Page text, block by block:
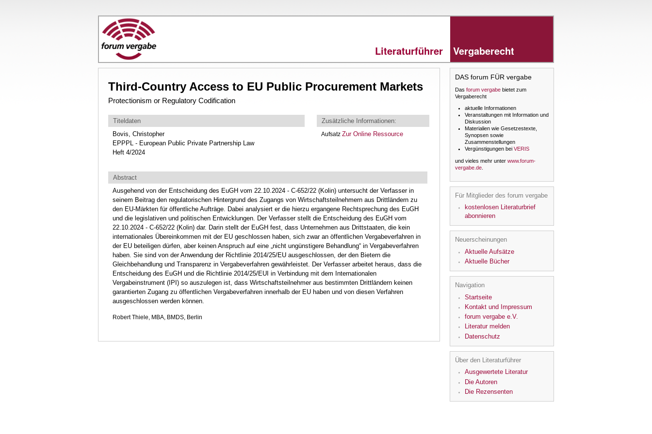
Literaturführer Vergaberecht
Third-Country Access to EU Public Procurement Markets
Protectionism or Regulatory Codification
Titeldaten
Bovis, Christopher
EPPPL - European Public Private Partnership Law
Heft 4/2024
Zusätzliche Informationen:
AufsatzZur Online Ressource
Abstract
Ausgehend von der Entscheidung des EuGH vom 22.10.2024 - C-652/22 (Kolin) untersucht der Verfasser in
seinem Beitrag den regulatorischen Hintergrund des Zugangs von Wirtschaftsteilnehmern aus Drittländern zu
den EU-Märkten für öffentliche Aufträge. Dabei analysiert er die hierzu ergangene Rechtsprechung des EuGH
und die legislativen und politischen Entwicklungen. Der Verfasser stellt die Entscheidung des EuGH vom
22.10.2024 - C-652/22 (Kolin) dar. Darin stellt der EuGH fest, dass Unternehmen aus Drittstaaten, die kein
internationales Übereinkommen mit der EU geschlossen haben, sich zwar an öffentlichen Vergabeverfahren in
der EU beteiligen dürfen, aber keinen Anspruch auf eine „nicht ungünstigere Behandlung“ in Vergabeverfahren
haben. Sie sind von der Anwendung der Richtlinie 2014/25/EU ausgeschlossen, der den Bietern die
Gleichbehandlung und Transparenz in Vergabeverfahren gewährleistet. Der Verfasser arbeitet heraus, dass die
Entscheidung des EuGH und die Richtlinie 2014/25/EUI in Verbindung mit dem Internationalen
Vergabeinstrument (IPI) so auszulegen ist, dass Wirtschaftsteilnehmer aus bestimmten Drittländern keinen
garantierten Zugang zu öffentlichen Vergabeverfahren innerhalb der EU haben und von diesen Verfahren
ausgeschlossen werden können.
Robert Thiele, MBA, BMDS, Berlin
DAS forum FÜR vergabe
Das forum vergabe bietet zum
Vergaberecht
aktuelle Informationen
Veranstaltungen mit Information und
Diskussion
Materialien wie Gesetzestexte,
Synopsen sowie
Zusammenstellungen
Vergünstigungen bei VERIS
und vieles mehr unter www.forum-
vergabe.de
Für Mitglieder des forum vergabe
kostenlosen Literaturbrief
abonnieren
Neuerscheinungen
Aktuelle Aufsätze
Aktuelle Bücher
Navigation
Startseite
Kontakt und Impressum
forum vergabe e.V.
Literatur melden
Datenschutz
Über den Literaturführer
Ausgewertete Literatur
Die Autoren
Die Rezensenten